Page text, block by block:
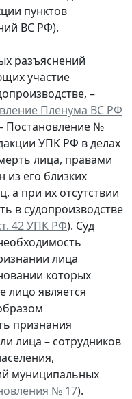
пунктов
ВС РФ).
разъяснений
участие
–
Пленума ВС РФ
Постановление №
УПК РФ в делах
лица, правами
из его близких
а при их отсутствии
в судопроизводстве
42 УПК РФ). Суд
лица
которых
лицо является
признания
лица – сотрудников
муниципальных
№ 17).